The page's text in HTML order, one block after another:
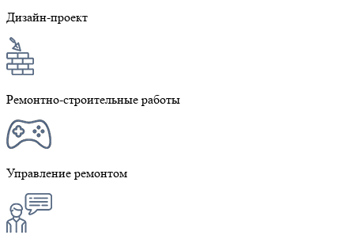
Дизайн-проект
Ремонтно-строительные работы
Управление ремонтом